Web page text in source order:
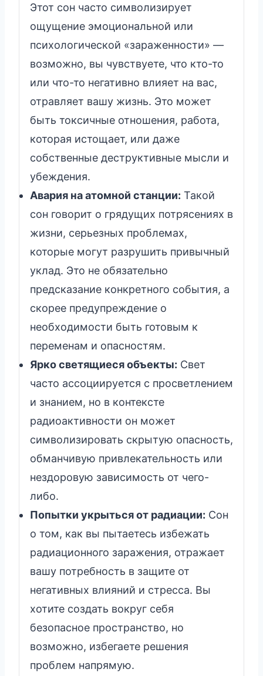
Этот сон часто символизирует
ощущение эмоциональной или
психологической «зараженности» —
возможно, вы чувствуете, что кто-то
или что-то негативно влияет на вас,
отравляет вашу жизнь. Это может
быть токсичные отношения, работа,
которая истощает, или даже
собственные деструктивные мысли и
убеждения.
Авария на атомной станции: Такой
сон говорит о грядущих потрясениях в
жизни, серьезных проблемах,
которые могут разрушить привычный
уклад. Это не обязательно
предсказание конкретного события, а
скорее предупреждение о
необходимости быть готовым к
переменам и опасностям.
Ярко светящиеся объекты: Свет
часто ассоциируется с просветлением
и знанием, но в контексте
радиоактивности он может
символизировать скрытую опасность,
обманчивую привлекательность или
нездоровую зависимость от чего-
либо.
Попытки укрыться от радиации: Сон
о том, как вы пытаетесь избежать
радиационного заражения, отражает
вашу потребность в защите от
негативных влияний и стресса. Вы
хотите создать вокруг себя
безопасное пространство, но
возможно, избегаете решения
проблем напрямую.